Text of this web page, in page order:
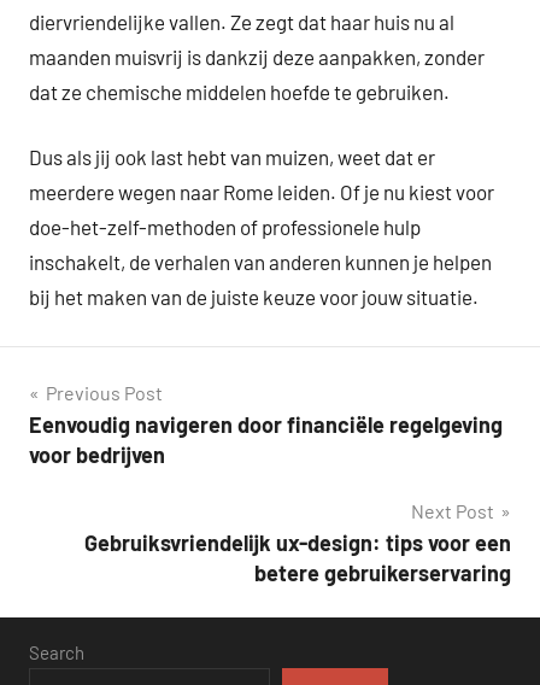
diervriendelijke vallen. Ze zegt dat haar huis nu al
maanden muisvrij is dankzij deze aanpakken, zonder
dat ze chemische middelen hoefde te gebruiken.
Dus als jij ook last hebt van muizen, weet dat er
meerdere wegen naar Rome leiden. Of je nu kiest voor
doe-het-zelf-methoden of professionele hulp
inschakelt, de verhalen van anderen kunnen je helpen
bij het maken van de juiste keuze voor jouw situatie.
Post
navigation
Previous Post
Eenvoudig navigeren door financiële regelgeving
voor bedrijven
Next Post
Gebruiksvriendelijk ux-design: tips voor een
betere gebruikerservaring
Search